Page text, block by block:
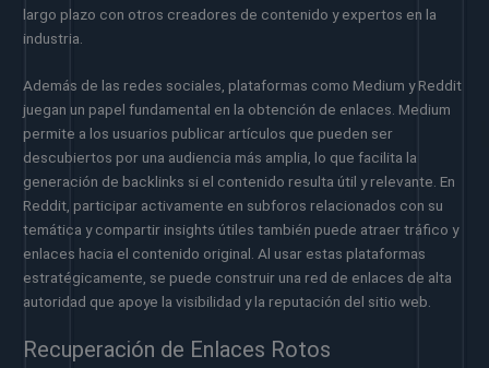
largo plazo con otros creadores de contenido y expertos en la
industria.
Además de las redes sociales, plataformas como Medium y Reddit
juegan un papel fundamental en la obtención de enlaces. Medium
permite a los usuarios publicar artículos que pueden ser
descubiertos por una audiencia más amplia, lo que facilita la
generación de backlinks si el contenido resulta útil y relevante. En
Reddit, participar activamente en subforos relacionados con su
temática y compartir insights útiles también puede atraer tráfico y
enlaces hacia el contenido original. Al usar estas plataformas
estratégicamente, se puede construir una red de enlaces de alta
autoridad que apoye la visibilidad y la reputación del sitio web.
Recuperación de Enlaces Rotos